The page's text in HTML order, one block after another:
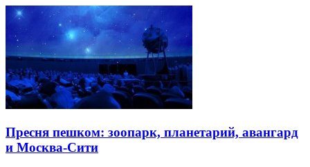
Пресня пешком: зоопарк, планетарий, авангард
и Москва-Сити